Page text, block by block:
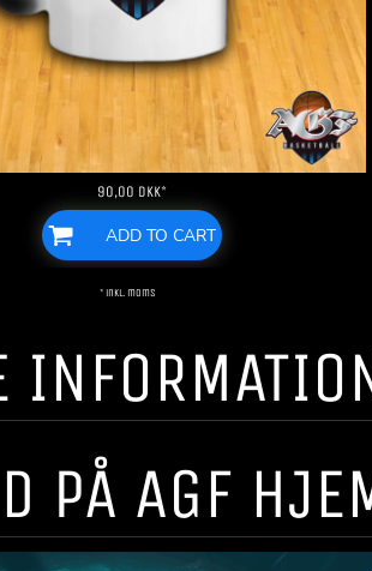
90,00 DKK*
ADD TO CART
* inkl. moms
PÅ AGF